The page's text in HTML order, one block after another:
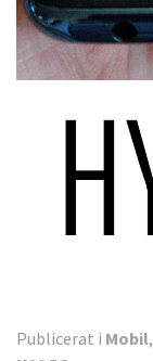
Publicerat i Mobil,